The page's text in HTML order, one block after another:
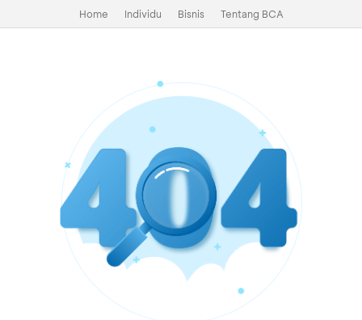
Home Individu Bisnis Tentang BCA